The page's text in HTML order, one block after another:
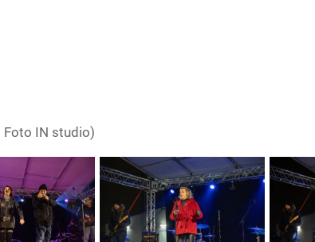
IN studio)